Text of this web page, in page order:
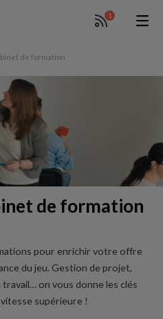
1
de formation
de formation
pour enrichir votre offre
du jeu. Gestion de projet,
on vous donne les clés
supérieure !